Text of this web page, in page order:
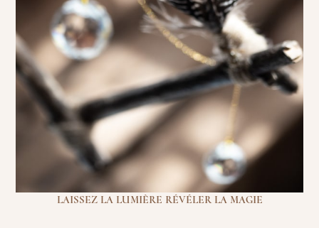
LAISSEZ LA LUMIÈRE RÉVÉLER LA MAGIE